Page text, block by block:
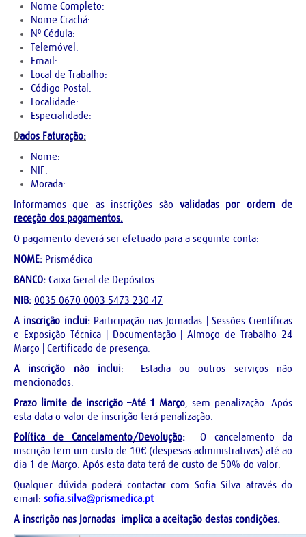
Nome Completo:
Nome Crachá:
Nº Cédula:
Telemóvel:
Email:
Local de Trabalho:
Código Postal:
Localidade:
Especialidade:
Dados Faturação:
Nome:
NIF:
Morada:
Informamos que as inscrições são validadas por ordem de
receção dos pagamentos.
O pagamento deverá ser efetuado para a seguinte conta:
NOME: Prismédica
BANCO: Caixa Geral de Depósitos
NIB: 0035 0670 0003 5473 230 47
A inscrição inclui: Participação nas Jornadas | Sessões Científicas
e Exposição Técnica | Documentação | Almoço de Trabalho 24
Março | Certificado de presença.
A inscrição não inclui: Estadia ou outros serviços não
mencionados.
Prazo limite de inscrição –Até 1 Março, sem penalização. Após
esta data o valor de inscrição terá penalização.
Política de Cancelamento/Devolução:
O cancelamento da
inscrição tem um custo de 10€ (despesas administrativas) até ao
dia 1 de Março. Após esta data terá de custo de 50% do valor.
Qualquer dúvida poderá contactar com Sofia Silva através do
email: sofia.silva@prismedica.pt
A inscrição nas Jornadas implica a aceitação destas condições.